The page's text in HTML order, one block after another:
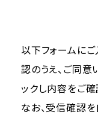
以下フォームに
認のうえ、ご同意
ックし内容をご確
なお、受信確認